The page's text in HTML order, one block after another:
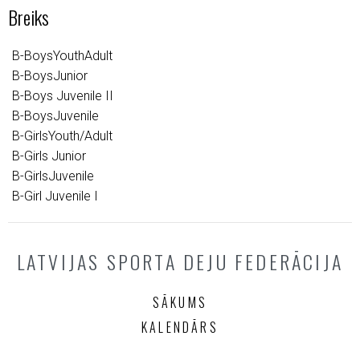
Breiks
B-BoysYouthAdult
B-BoysJunior
B-Boys Juvenile II
B-BoysJuvenile
B-GirlsYouth/Adult
B-Girls Junior
B-GirlsJuvenile
B-Girl Juvenile I
LATVIJAS SPORTA DEJU FEDERĀCIJA
SĀKUMS
KALENDĀRS